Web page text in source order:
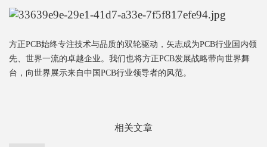
方正PCB始终专注技术与品质的双轮驱动，矢志成为PCB行业国内领
先、世界一流的卓越企业。我们也将方正PCB发展战略带向世界舞
台，向世界展示来自中国PCB行业领导者的风范。
相关文章